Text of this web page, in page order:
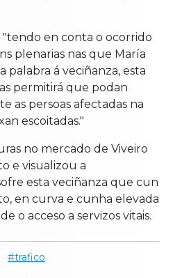
"tendo en conta o ocorrido
plenarias nas que María
palabra á veciñanza, esta
permitirá que podan
as persoas afectadas na
escoitadas."
no mercado de Viveiro
e visualizou a
esta veciñanza que cun
en curva e cunha elevada
o acceso a servizos vitais.
trafico